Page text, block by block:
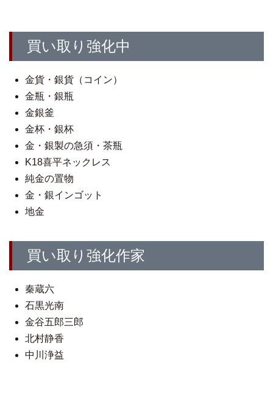
買い取り強化中
金貨・銀貨（コイン）
金瓶・銀瓶
金銀釜
金杯・銀杯
金・銀製の急須・茶瓶
K18喜平ネックレス
純金の置物
金・銀インゴット
地金
買い取り強化作家
秦蔵六
石黒光南
金谷五郎三郎
北村静香
中川浄益